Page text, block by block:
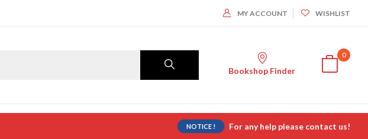
MY ACCOUNT WISHLIST
Bookshop Finder
0
NOTICE ! For any help please contact us!